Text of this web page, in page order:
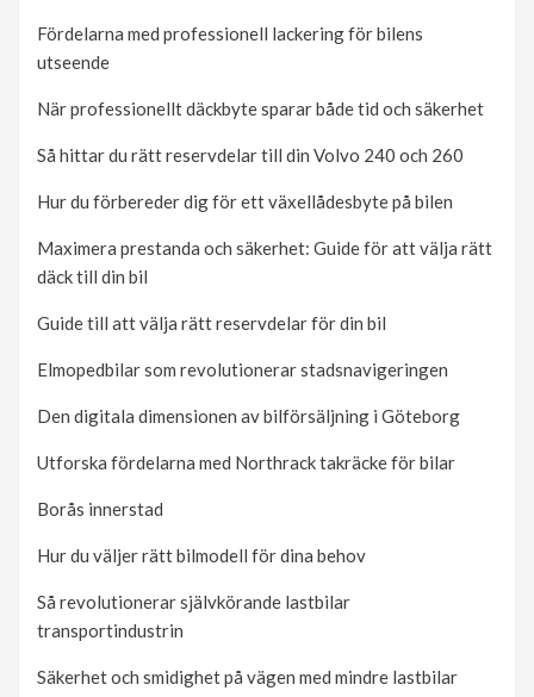
Fördelarna med professionell lackering för bilens
utseende
När professionellt däckbyte sparar både tid och säkerhet
Så hittar du rätt reservdelar till din Volvo 240 och 260
Hur du förbereder dig för ett växellådesbyte på bilen
Maximera prestanda och säkerhet: Guide för att välja rätt
däck till din bil
Guide till att välja rätt reservdelar för din bil
Elmopedbilar som revolutionerar stadsnavigeringen
Den digitala dimensionen av bilförsäljning i Göteborg
Utforska fördelarna med Northrack takräcke för bilar
Borås innerstad
Hur du väljer rätt bilmodell för dina behov
Så revolutionerar självkörande lastbilar
transportindustrin
Säkerhet och smidighet på vägen med mindre lastbilar